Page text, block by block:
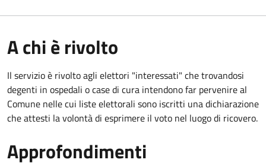
A chi è rivolto
Il servizio è rivolto agli elettori "interessati" che trovandosi
degenti in ospedali o case di cura intendono far pervenire al
Comune nelle cui liste elettorali sono iscritti una dichiarazione
che attesti la volontà di esprimere il voto nel luogo di ricovero.
Approfondimenti